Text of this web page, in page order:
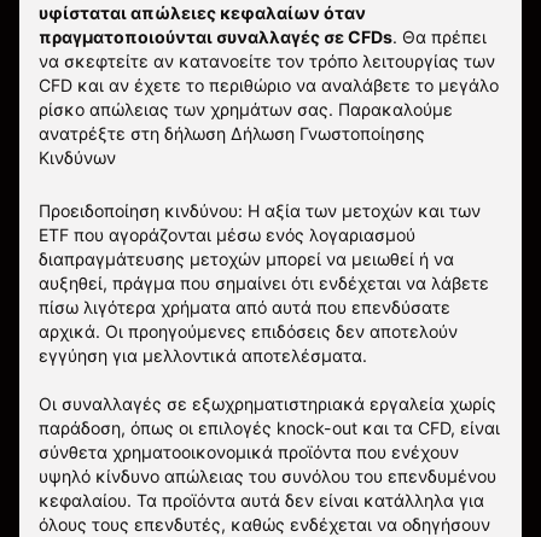
υφίσταται απώλειες κεφαλαίων όταν
πραγματοποιούνται συναλλαγές σε CFDs. Θα πρέπει
να σκεφτείτε αν κατανοείτε τον τρόπο λειτουργίας των
CFD και αν έχετε το περιθώριο να αναλάβετε το μεγάλο
ρίσκο απώλειας των χρημάτων σας. Παρακαλούμε
ανατρέξτε στη δήλωση Δήλωση Γνωστοποίησης
Κινδύνων
Προειδοποίηση κινδύνου: Η αξία των μετοχών και των
ETF που αγοράζονται μέσω ενός λογαριασμού
διαπραγμάτευσης μετοχών μπορεί να μειωθεί ή να
αυξηθεί, πράγμα που σημαίνει ότι ενδέχεται να λάβετε
πίσω λιγότερα χρήματα από αυτά που επενδύσατε
αρχικά. Οι προηγούμενες επιδόσεις δεν αποτελούν
εγγύηση για μελλοντικά αποτελέσματα.
Οι συναλλαγές σε εξωχρηματιστηριακά εργαλεία χωρίς
παράδοση, όπως οι επιλογές knock-out και τα CFD, είναι
σύνθετα χρηματοοικονομικά προϊόντα που ενέχουν
υψηλό κίνδυνο απώλειας του συνόλου του επενδυμένου
κεφαλαίου. Τα προϊόντα αυτά δεν είναι κατάλληλα για
όλους τους επενδυτές, καθώς ενδέχεται να οδηγήσουν